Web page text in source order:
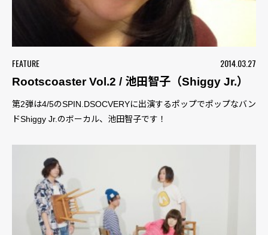
FEATURE
2014.03.27
Rootscoaster Vol.2 / 池田智子（Shiggy Jr.）
第2弾は4/5のSPIN.DSOCVERYに出演するポップでポップなバン
ドShiggy Jr.のボーカル、池田智子です！